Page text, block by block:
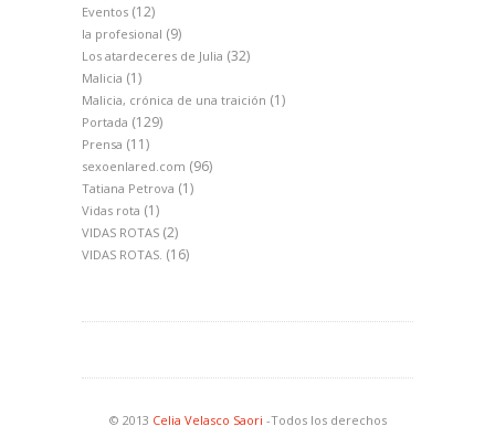
Eventos (12)
la profesional (9)
Los atardeceres de Julia (32)
Malicia (1)
Malicia, crónica de una traición (1)
Portada (129)
Prensa (11)
sexoenlared.com (96)
Tatiana Petrova (1)
Vidas rota (1)
VIDAS ROTAS (2)
VIDAS ROTAS. (16)
© 2013 Celia Velasco Saori -Todos los derechos